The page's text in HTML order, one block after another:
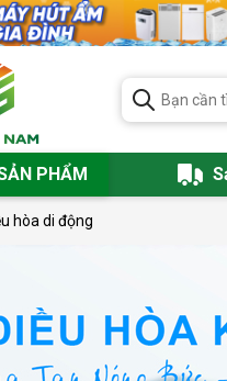
PHẨM
hòa di động